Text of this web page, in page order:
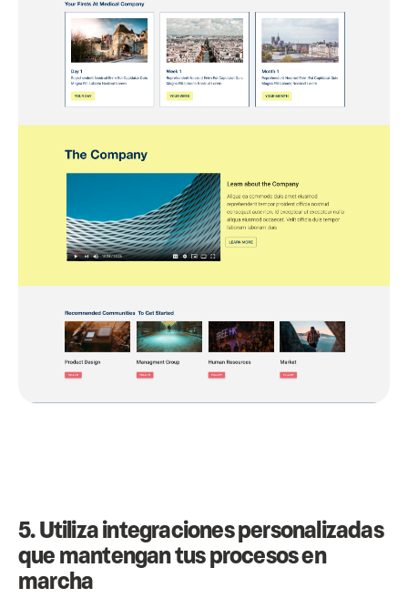
5. Utiliza integraciones personalizadas
que mantengan tus procesos en
marcha